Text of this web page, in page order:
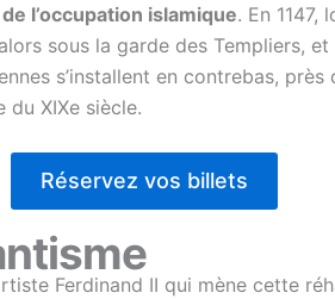
l’occupation islamique. En 1147,
sous la garde des Templiers,
s’installent en contrebas, près
du XIXe siècle.
Réservez vos billets
Ferdinand II qui mène cette